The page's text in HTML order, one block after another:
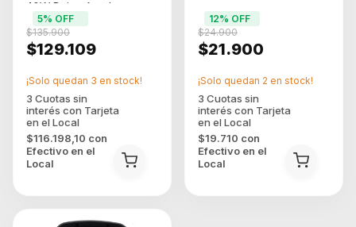
40W Bajos Agudos
$129.109
$135.900
5% OFF
$116.198,10 con
Efectivo en el
Local
¡Solo quedan 3 en stock!
$21.900
$24.900
12% OFF
$19.710 con
Efectivo en el
Local
¡Solo quedan 2 en stock!